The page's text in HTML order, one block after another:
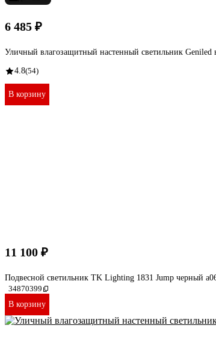
6 485 ₽
Уличный влагозащитный настенный светильник Geniled
4.8(54)
В корзину
11 100 ₽
Подвесной светильник TK Lighting 1831 Jump черный
34870399
В корзину